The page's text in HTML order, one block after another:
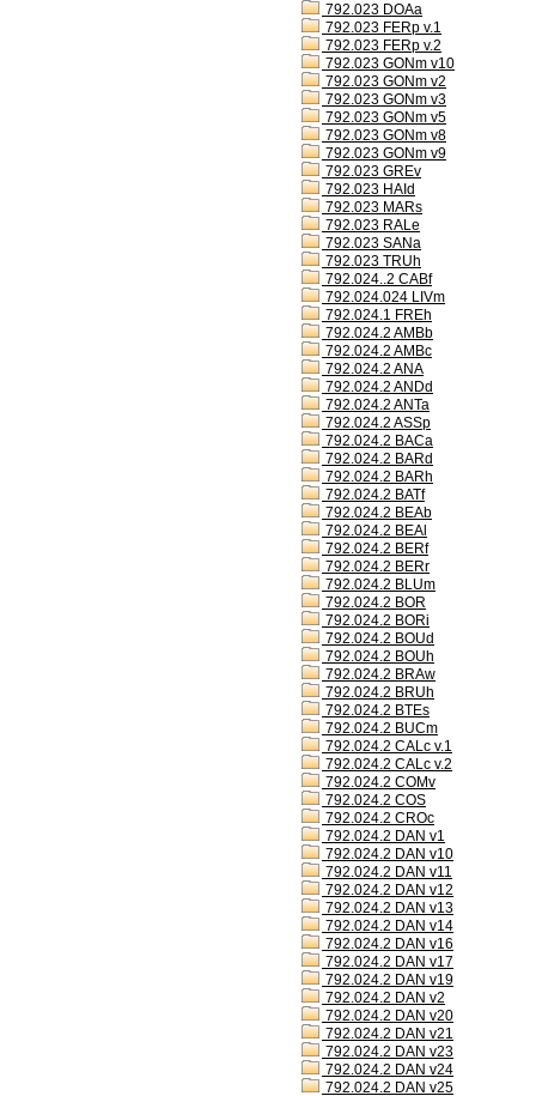
792.023 DOAa
792.023 FERp v.1
792.023 FERp v.2
792.023 GONm v10
792.023 GONm v2
792.023 GONm v3
792.023 GONm v5
792.023 GONm v8
792.023 GONm v9
792.023 GREv
792.023 HAId
792.023 MARs
792.023 RALe
792.023 SANa
792.023 TRUh
792.024..2 CABf
792.024.024 LIVm
792.024.1 FREh
792.024.2 AMBb
792.024.2 AMBc
792.024.2 ANA
792.024.2 ANDd
792.024.2 ANTa
792.024.2 ASSp
792.024.2 BACa
792.024.2 BARd
792.024.2 BARh
792.024.2 BATf
792.024.2 BEAb
792.024.2 BEAl
792.024.2 BERf
792.024.2 BERr
792.024.2 BLUm
792.024.2 BOR
792.024.2 BORi
792.024.2 BOUd
792.024.2 BOUh
792.024.2 BRAw
792.024.2 BRUh
792.024.2 BTEs
792.024.2 BUCm
792.024.2 CALc v.1
792.024.2 CALc v.2
792.024.2 COMv
792.024.2 COS
792.024.2 CROc
792.024.2 DAN v1
792.024.2 DAN v10
792.024.2 DAN v11
792.024.2 DAN v12
792.024.2 DAN v13
792.024.2 DAN v14
792.024.2 DAN v16
792.024.2 DAN v17
792.024.2 DAN v19
792.024.2 DAN v2
792.024.2 DAN v20
792.024.2 DAN v21
792.024.2 DAN v23
792.024.2 DAN v24
792.024.2 DAN v25